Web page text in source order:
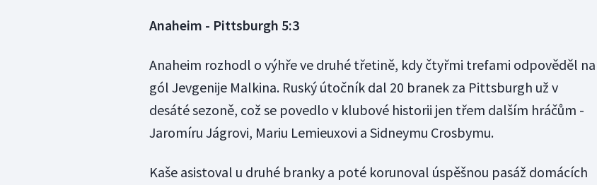
Anaheim - Pittsburgh 5:3
Anaheim rozhodl o výhře ve druhé třetině, kdy čtyřmi trefami odpověděl na
gól Jevgenije Malkina. Ruský útočník dal 20 branek za Pittsburgh už v
desáté sezoně, což se povedlo v klubové historii jen třem dalším hráčům -
Jaromíru Jágrovi, Mariu Lemieuxovi a Sidneymu Crosbymu.
Kaše asistoval u druhé branky a poté korunoval úspěšnou pasáž domácích